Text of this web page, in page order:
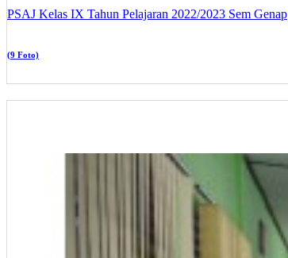
PSAJ Kelas IX Tahun Pelajaran 2022/2023 Sem Genap
(9 Foto)